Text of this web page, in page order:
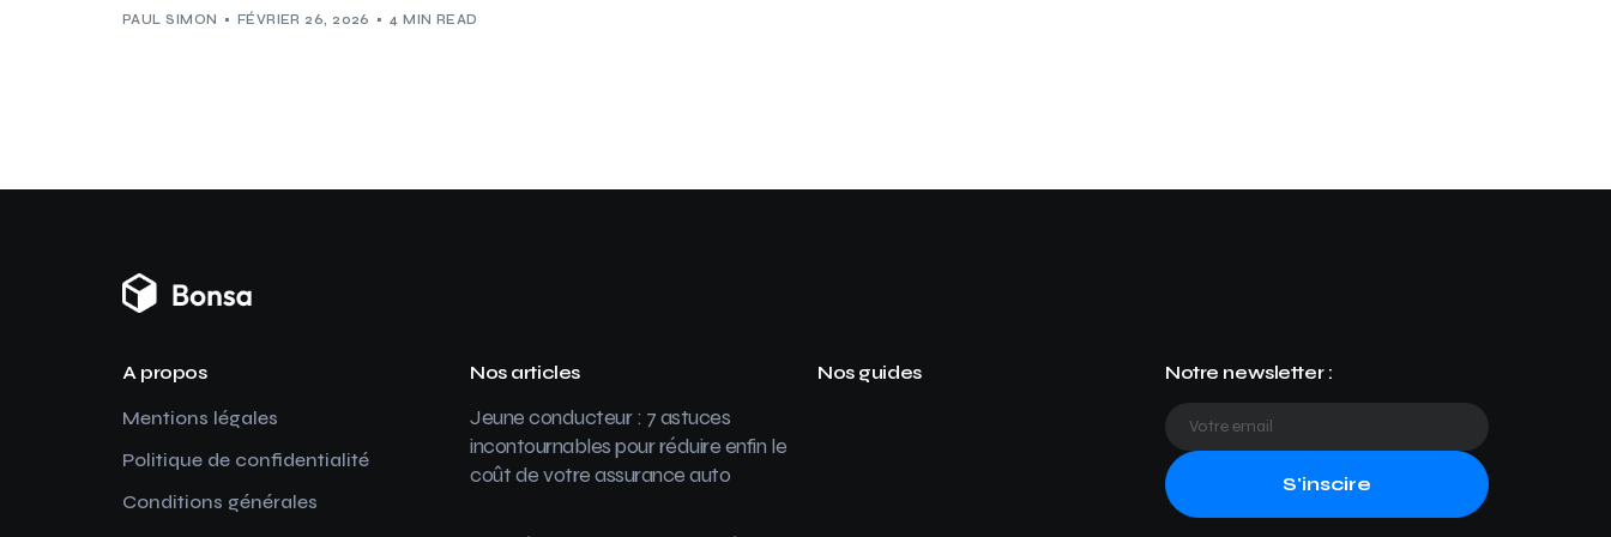
PAUL SIMON FÉVRIER 26, 2026 4 MIN READ
A propos
Mentions légales
Politique de confidentialité
Conditions générales
Nos articles
Jeune conducteur : 7 astuces
incontournables pour réduire enfin le
coût de votre assurance auto
Nos guides Notre newsletter :
S'inscire